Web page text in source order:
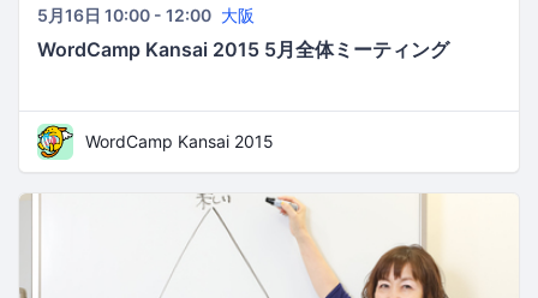
5月16日 10:00 - 12:00 大阪
WordCamp Kansai 2015 5月全体ミーティング
WordCamp Kansai 2015